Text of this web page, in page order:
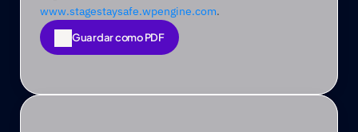
www.stagestaysafe.wpengine.com.
Guardar como PDF
Guardar como PDF